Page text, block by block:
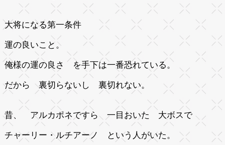
大将になる第一条件
運の良いこと。
俺様の運の良さ を手下は一番恐れている。
だから 裏切らないし 裏切れない。
昔、 アルカポネですら 一目おいた 大ボスで
チャーリー・ルチアーノ という人がいた。